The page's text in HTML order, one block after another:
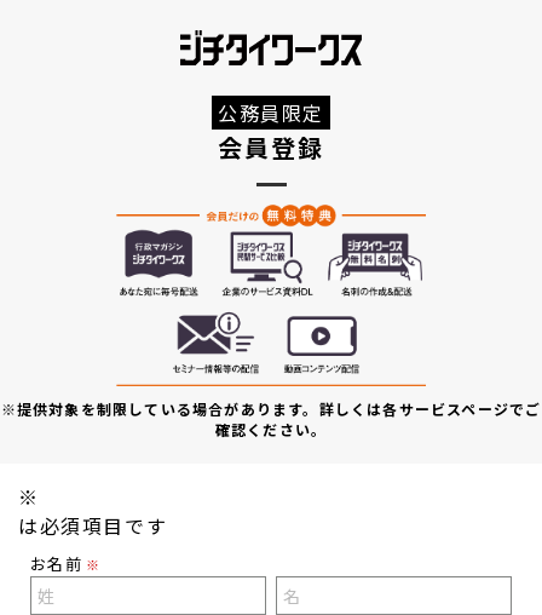
公務員限定
会員登録
※提供対象を制限している場合があります。詳しくは各サービスページでご
確認ください。
※
は必須項目です
お名前 ※